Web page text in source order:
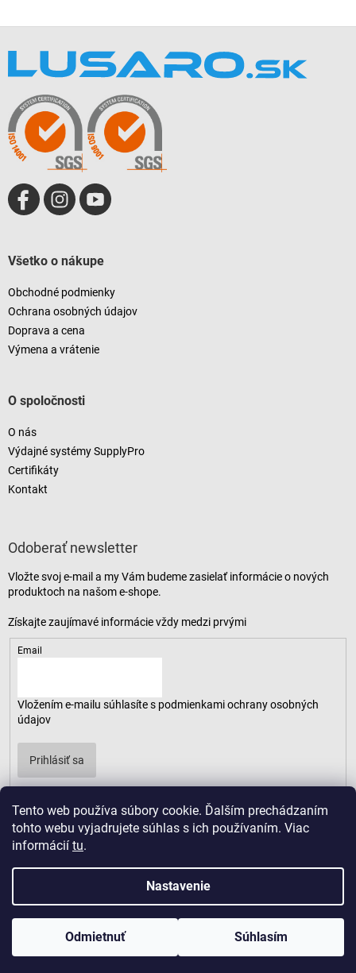
Tento web používa súbory cookie. Ďalším prechádzaním
tohto webu vyjadrujete súhlas s ich používaním. Viac
informácií tu.
Nastavenie
Odmietnuť Súhlasím
Všetko o nákupe
Obchodné podmienky
Ochrana osobných údajov
Doprava a cena
Výmena a vrátenie
O spoločnosti
O nás
Výdajné systémy SupplyPro
Certifikáty
Kontakt
Odoberať newsletter
Vložte svoj e-mail a my Vám budeme zasielať informácie o nových
produktoch na našom e-shope.
Email
Vložením e-mailu súhlasíte s podmienkami ochrany osobných
údajov
Prihlásiť sa
D2solutions
Copyright 2026 . Všetky práva vyhradené.